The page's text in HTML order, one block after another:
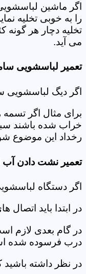
اگر ماشین
را به خوبی تخلیه
تخلیه دچار هر
می آید.
تعمیر لباسشویی
اگر دیگ لباسشویی
برای مثال اگر
خراب شده باشند
رخداد این موضوع
تعمیر نشت دادن آب
اگر دستگاه
در ابتدا باید
در گام بعدی لازم
درب فرسوده شده
در نظر داشته باشید